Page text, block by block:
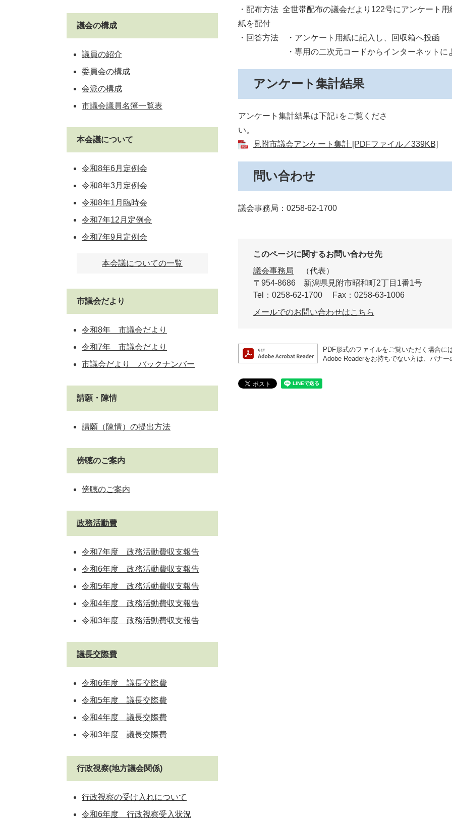
・配布方法 全世帯配布の議会だより122号にアンケート
紙を配付
・回答方法 ・アンケート用紙に記入し、回収箱へ投函
・専用の二次元コードからインターネットに
アンケート集計結果
アンケート集計結果は下記↓をご覧くださ
見附市議会アンケート集計 [PDFファイル／339KB]
問い合わせ
議会事務局：0258-62-1700
このページに関するお問い合わせ先
議会事務局
代表
〒954-8686
新潟県見附市昭和町2丁目1番1号
Tel：0258-62-1700
Fax：0258-63-1006
メールでのお問い合わせはこちら
PDF形式のファイルをご覧いただく場合に
Adobe Readerをお持ちでない方は、バナ
議会の構成
議員の紹介
委員会の構成
会派の構成
市議会議員名簿一覧表
本会議について
令和8年6月定例会
令和8年3月定例会
令和8年1月臨時会
令和7年12月定例会
令和7年9月定例会
本会議についての一覧
市議会だより
令和8年 市議会だより
令和7年 市議会だより
市議会だより バックナンバー
請願・陳情
請願（陳情）の提出方法
傍聴のご案内
傍聴のご案内
政務活動費
令和7年度 政務活動費収支報告
令和6年度 政務活動費収支報告
令和5年度 政務活動費収支報告
令和4年度 政務活動費収支報告
令和3年度 政務活動費収支報告
議長交際費
令和6年度 議長交際費
令和5年度 議長交際費
令和4年度 議長交際費
令和3年度 議長交際費
行政視察(地方議会関係)
行政視察の受け入れについて
令和6年度 行政視察受入状況